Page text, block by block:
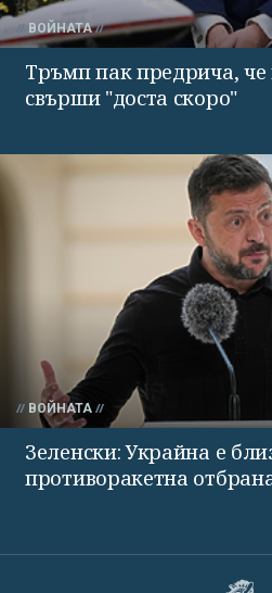
ВОЙНАТА
Тръмп пак предрича,
свърши "доста скоро"
ВОЙНАТА
Зеленски: Украйна е
противоракетна